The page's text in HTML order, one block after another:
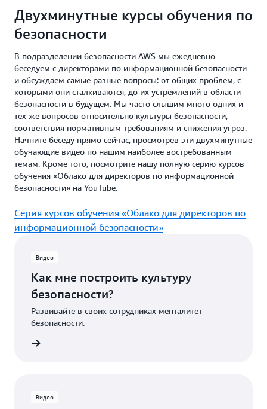
Двухминутные курсы обучения по
безопасности
В подразделении безопасности AWS мы ежедневно
беседуем с директорами по информационной безопасности
и обсуждаем самые разные вопросы: от общих проблем, с
которыми они сталкиваются, до их устремлений в области
безопасности в будущем. Мы часто слышим много одних и
тех же вопросов относительно культуры безопасности,
соответствия нормативным требованиям и снижения угроз.
Начните беседу прямо сейчас, просмотрев эти двухминутные
обучающие видео по нашим наиболее востребованным
темам. Кроме того, посмотрите нашу полную серию курсов
обучения «Облако для директоров по информационной
безопасности» на YouTube.
Серия курсов обучения «Облако для директоров по
информационной безопасности»
Видео
Как мне построить культуру
безопасности?
Развивайте в своих сотрудниках менталитет
безопасности.
Видео